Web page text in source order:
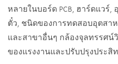
หลายในบอร์ด PCB, ฮาร์ดแวร์,
ตั๋ว, ชนิดของการทดสอบอุตสา
และสาขาอื่นๆ กล้องจุลทรรศน์
ของแรงงานและปรับปรุงประสิ